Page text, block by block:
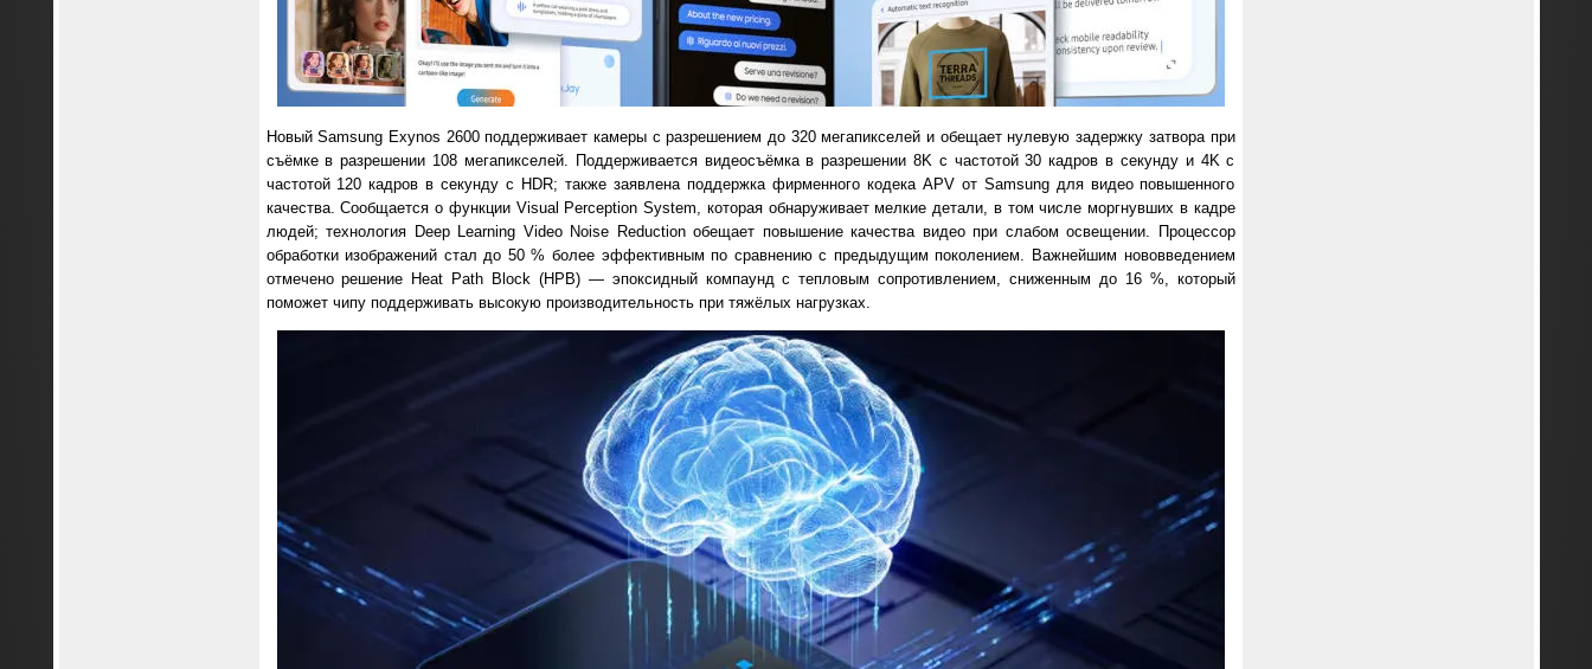
Новый Samsung Exynos 2600 поддерживает камеры с разрешением до 320 мегапикселей и обещает нулевую задержку затвора при
съёмке в разрешении 108 мегапикселей. Поддерживается видеосъёмка в разрешении 8K с частотой 30 кадров в секунду и 4K с
частотой 120 кадров в секунду с HDR; также заявлена поддержка фирменного кодека APV от Samsung для видео повышенного
качества. Сообщается о функции Visual Perception System, которая обнаруживает мелкие детали, в том числе моргнувших в кадре
людей; технология Deep Learning Video Noise Reduction обещает повышение качества видео при слабом освещении. Процессор
обработки изображений стал до 50 % более эффективным по сравнению с предыдущим поколением. Важнейшим нововведением
отмечено решение Heat Path Block (HPB) — эпоксидный компаунд с тепловым сопротивлением, сниженным до 16 %, который
поможет чипу поддерживать высокую производительность при тяжёлых нагрузках.